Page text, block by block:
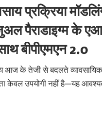
प्रक्रिया
पैराडाइग्म के
बीपीएमएन 2.0
आज के तेजी से बदलते व्यावसायिक
केवल उपयोगी नहीं है—यह